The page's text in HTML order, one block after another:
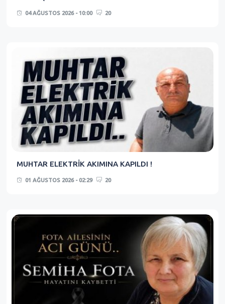
04 AĞUSTOS 2026 - 10:00 20
MUHTAR ELEKTRİK AKIMINA KAPILDI !
01 AĞUSTOS 2026 - 02:29 20